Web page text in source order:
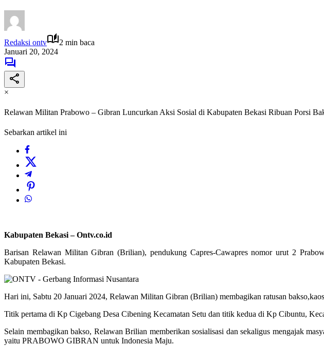
Redaksi ontv
2 min baca
Januari 20, 2024
×
Relawan Militan Prabowo – Gibran Luncurkan Aksi Sosial di Kabupaten Bekasi Ribuan Porsi
Sebarkan artikel ini
Kabupaten Bekasi – Ontv.co.id
Barisan Relawan Militan Gibran (Brilian), pendukung Capres-Cawapres nomor urut 2
Kabupaten Bekasi.
Hari ini, Sabtu 20 Januari 2024, Relawan Militan Gibran (Brilian) membagikan ratusan
Titik pertama di Kp Cigebang Desa Cibening Kecamatan Setu dan titik kedua di Kp Cibuntu,
Selain membagikan bakso, Relawan Brilian memberikan sosialisasi dan sekaligus mengajak
yaitu PRABOWO GIBRAN untuk Indonesia Maju.